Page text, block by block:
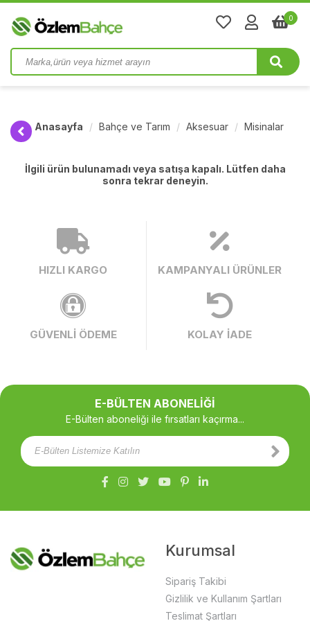
0
Anasayfa Bahçe ve Tarım Aksesuar Misinalar
İlgili ürün bulunamadı veya satışa kapalı. Lütfen daha
sonra tekrar deneyin.
HIZLI KARGO KAMPANYALI ÜRÜNLER
GÜVENLİ ÖDEME KOLAY İADE
E-BÜLTEN ABONELİĞİ
E-Bülten aboneliği ile fırsatları kaçırma...
Kurumsal
Sipariş Takibi
Gizlilik ve Kullanım Şartları
Teslimat Şartları